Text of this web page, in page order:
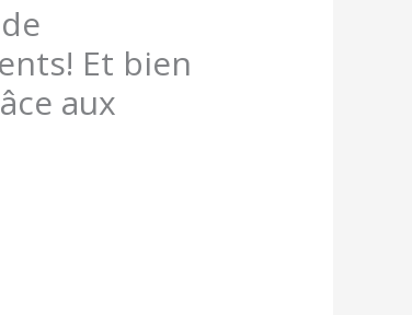
Et bien
aux